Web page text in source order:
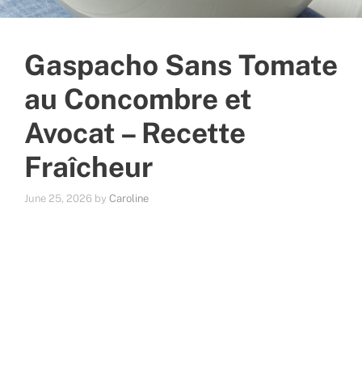
Gaspacho Sans Tomate
au Concombre et
Avocat – Recette
Fraîcheur
June 25, 2026 by Caroline